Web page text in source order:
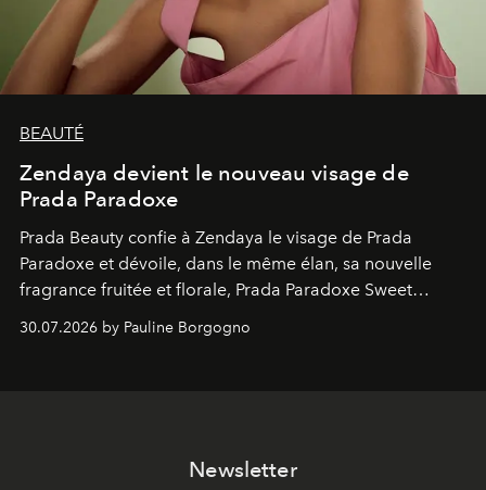
BEAUTÉ
Zendaya devient le nouveau visage de
Prada Paradoxe
Prada Beauty confie à Zendaya le visage de Prada
Paradoxe et dévoile, dans le même élan, sa nouvelle
fragrance fruitée et florale, Prada Paradoxe Sweet
Chemistry Eau de Parfum.
30.07.2026 by Pauline Borgogno
Newsletter